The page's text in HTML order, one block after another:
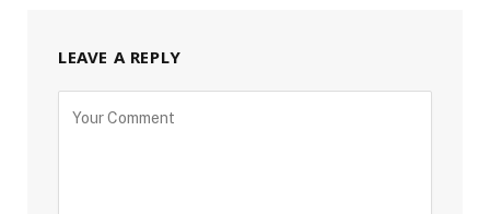
LEAVE A REPLY